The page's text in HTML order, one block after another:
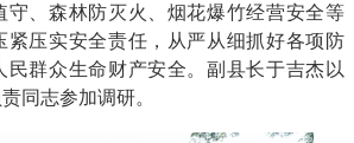
守、森林防灭火、烟花爆竹经营安全等
紧压实安全责任，从严从细抓好各项防
民群众生命财产安全。副县长于吉杰以
同志参加调研。